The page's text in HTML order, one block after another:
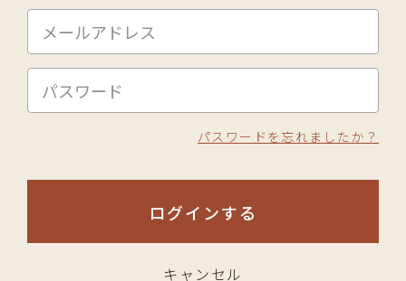
パスワードを忘れましたか？
ログインする
キャンセル